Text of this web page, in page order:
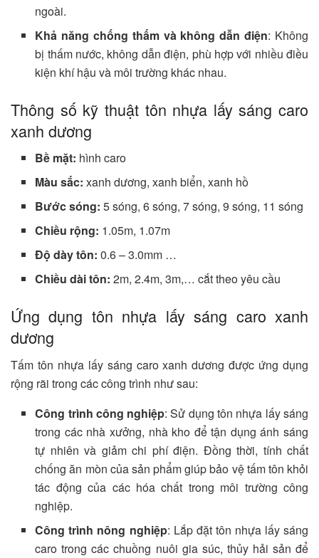
ngoài.
Khả năng chống thấm và không dẫn điện: Không
bị thấm nước, không dẫn điện, phù hợp với nhiều điều
kiện khí hậu và môi trường khác nhau.
Thông số kỹ thuật tôn nhựa lấy sáng caro
xanh dương
Bề mặt: hình caro
Màu sắc: xanh dương, xanh biển, xanh hồ
Bước sóng:5 sóng, 6 sóng, 7 sóng, 9 sóng, 11 sóng
Chiều rộng: 1.05m, 1.07m
Độ dày tôn: 0.6 – 3.0mm …
Chiều dài tôn: 2m, 2.4m, 3m,… cắt theo yêu cầu
Ứng dụng tôn nhựa lấy sáng caro xanh
dương
Tấm tôn nhựa lấy sáng caro xanh dương được ứng dụng
rộng rãi trong các công trình như sau:
Công trình công nghiệp: Sử dụng tôn nhựa lấy sáng
trong các nhà xưởng, nhà kho để tận dụng ánh sáng
tự nhiên và giảm chi phí điện. Đồng thời, tính chất
chống ăn mòn của sản phẩm giúp bảo vệ tấm tôn khỏi
tác động của các hóa chất trong môi trường công
nghiệp.
Công trình nông nghiệp: Lắp đặt tôn nhựa lấy sáng
caro trong các chuồng nuôi gia súc, thủy hải sản để